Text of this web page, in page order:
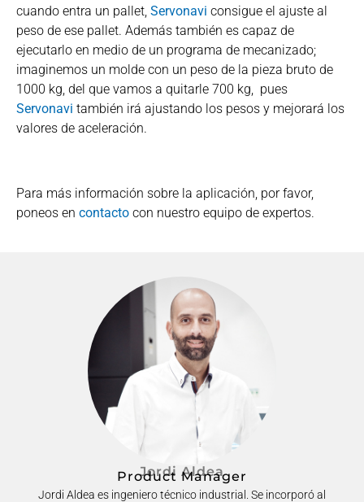
cuando entra un pallet, Servonavi consigue el ajuste al
peso de ese pallet. Además también es capaz de
ejecutarlo en medio de un programa de mecanizado;
imaginemos un molde con un peso de la pieza bruto de
1000 kg, del que vamos a quitarle 700 kg, pues
Servonavi también irá ajustando los pesos y mejorará los
valores de aceleración.
Para más información sobre la aplicación, por favor,
poneos en contacto con nuestro equipo de expertos.
Jordi Aldea
Product Manager
Jordi Aldea es ingeniero técnico industrial. Se incorporó al